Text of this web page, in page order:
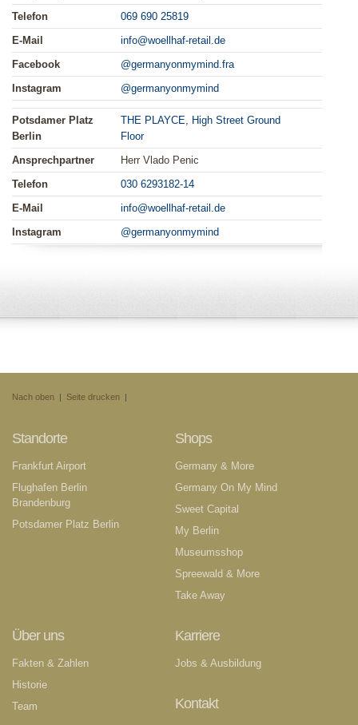
Telefon
069 690 25819
E-Mail
info@woellhaf-retail.de
Facebook
@germanyonmymind.fra
Instagram
@germanyonmymind
Potsdamer Platz
Berlin
THE PLAYCE, High Street Ground
Floor
Ansprechpartner
Herr Vlado Penic
Telefon
030 6293182-14
E-Mail
info@woellhaf-retail.de
Instagram
@germanyonmymind
Nach oben Seite drucken
Standorte
Frankfurt Airport
Flughafen Berlin
Brandenburg
Potsdamer Platz Berlin
Shops
Germany & More
Germany On My Mind
Sweet Capital
My Berlin
Museumsshop
Spreewald & More
Take Away
Über uns
Fakten & Zahlen
Historie
Team
Karriere
Jobs & Ausbildung
Kontakt